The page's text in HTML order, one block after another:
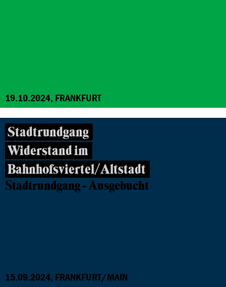
19.10.2024, FRANKFURT
Stadtrundgang
Widerstand im
Bahnhofsviertel/Altstadt
Stadtrundgang - Ausgebucht
15.09.2024, FRANKFURT/MAIN